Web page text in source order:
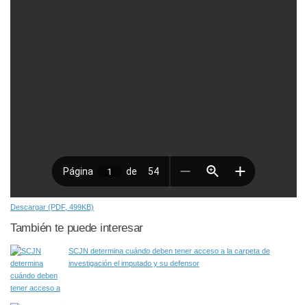
Descargar (PDF, 499KB)
También te puede interesar
SCJN determina cuándo deben tener acceso a la carpeta de
investigación el imputado y su defensor